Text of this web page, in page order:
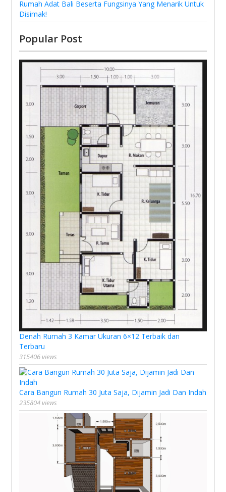
Rumah Adat Bali Beserta Fungsinya Yang Menarik Untuk
Disimak!
Popular Post
Denah Rumah 3 Kamar Ukuran 6×12 Terbaik dan
Terbaru
315406 views
Cara Bangun Rumah 30 Juta Saja, Dijamin Jadi Dan Indah
235804 views